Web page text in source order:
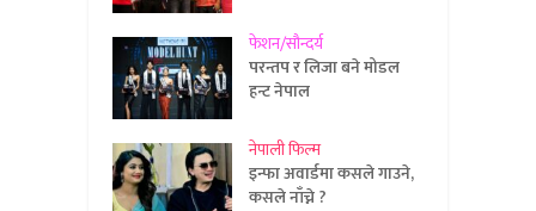
फेशन/सौन्दर्य
परन्तप र लिजा बने मोडल
हन्ट नेपाल
नेपाली फिल्म
इन्फा अवार्डमा कसले गाउने,
कसले नाँच्ने ?